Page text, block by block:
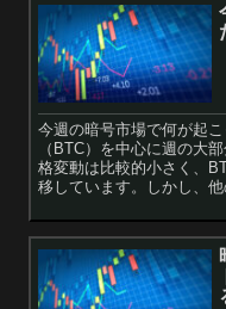
今週の暗号市場で何が起
（BTC）を中心に週の大
格変動は比較的小さく、
移しています。しかし、